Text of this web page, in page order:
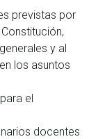
previstas por
y al
los asuntos
el
docentes